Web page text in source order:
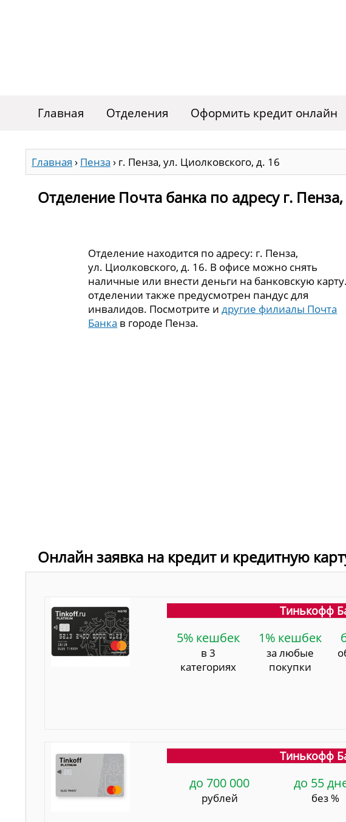
Главная Отделения Оформить кредит онлайн
Главная › Пенза › г. Пенза, ул. Циолковского, д. 16
Отделение Почта банка по адресу г.
Отделение находится по адресу: г. Пенза,
ул. Циолковского, д. 16. В офисе можно снять
наличные или внести деньги на банковскую
отделении также предусмотрен пандус для
инвалидов. Посмотрите идругие филиалы Почта
Банка в городе Пенза.
Онлайн заявка на кредит и кредитную
Тинькофф
5% кешбек
в 3
категориях
1% кешбек
за любые
покупки
Тинькофф
до 700 000
рублей
до 55
без %